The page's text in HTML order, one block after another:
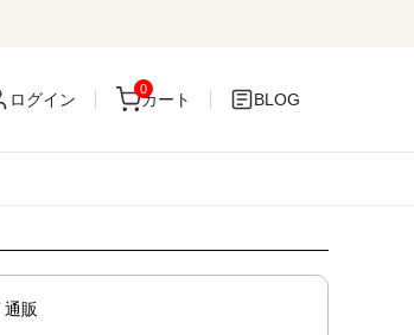
ログイン
0
カート BLOG
販